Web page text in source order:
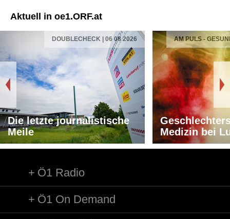
Aktuell in oe1.ORF.at
DOUBLECHECK | 06 08 2026
Die letzte journalistische
Meile
AM PULS -
Medizin bei
Ö1 Radio
Ö1 On Demand